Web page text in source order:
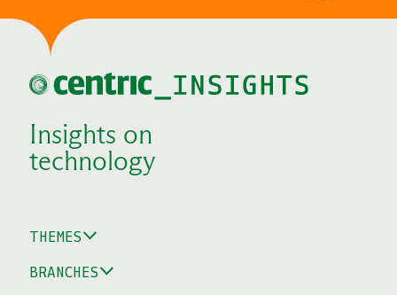
Insights on
technology
THEMES
BRANCHES